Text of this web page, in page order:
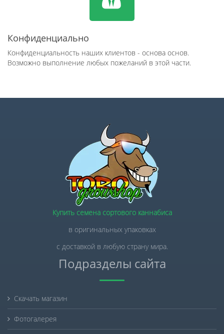
Конфиденциально
Конфиденциальность наших клиентов - основа основ.
Возможно выполнение любых пожеланий в этой части.
Купить семена сортового каннабиса
в оригинальных упаковках
с доставкой в любую страну мира.
Подразделы сайта
Скачать магазин
Фотогалерея